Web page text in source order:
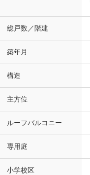
総戸数／階建
築年月
構造
主方位
ルーフバルコニー
専用庭
小学校区